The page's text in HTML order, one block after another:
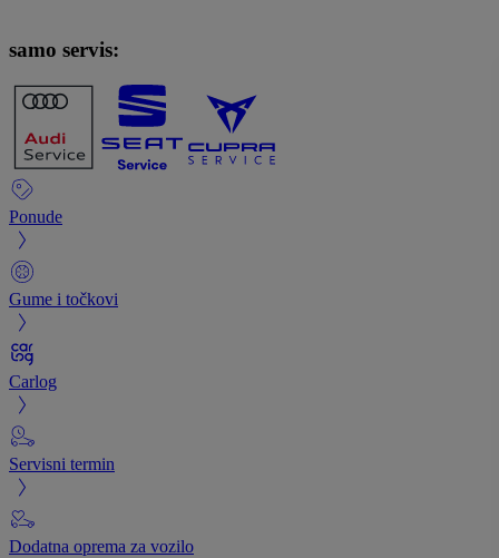
samo servis:
Ponude
Gume i točkovi
Carlog
Servisni termin
Dodatna oprema za vozilo